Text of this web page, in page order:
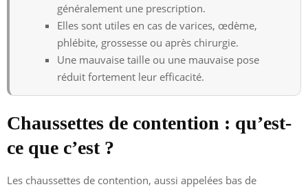
généralement une prescription.
Elles sont utiles en cas de varices, œdème,
phlébite, grossesse ou après chirurgie.
Une mauvaise taille ou une mauvaise pose
réduit fortement leur efficacité.
Chaussettes de contention : qu’est-
ce que c’est ?
Les chaussettes de contention, aussi appelées bas de